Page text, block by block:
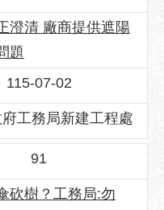
澄清 廠商提供遮陽
題
115-07-02
工務局新建工程處
91
砍樹？工務局:勿